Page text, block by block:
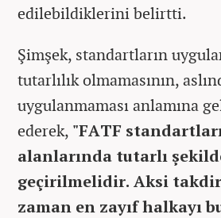
edilebildiklerini belirtti.
Şimşek, standartların
tutarlılık olmamasının,
uygulanmaması anlamına
ederek, "FATF
alanlarında tutarlı
geçirilmelidir. Aksi
zaman en zayıf halkayı